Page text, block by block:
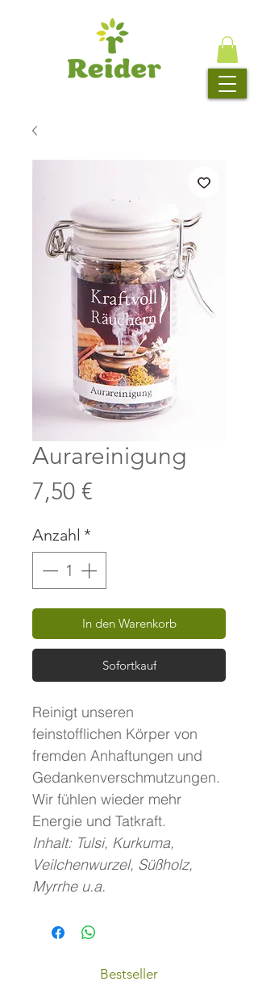
Aurareinigung
7,50 €
Anzahl *
In den Warenkorb
Sofortkauf
Reinigt unseren
feinstofflichen Körper von
fremden Anhaftungen und
Gedankenverschmutzungen.
Wir fühlen wieder mehr
Energie und Tatkraft.
Inhalt: Tulsi, Kurkuma,
Veilchenwurzel, Süßholz,
Myrrhe u.a.
Bestseller